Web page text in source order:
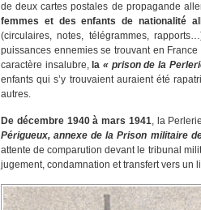
de deux cartes postales de propagande
femmes et des enfants de nationalité
(circulaires, notes, télégrammes,
puissances ennemies se trouvant en
caractère insalubre, la « prison de la
enfants qui s’y trouvaient auraient été
autres.
De décembre 1940 à mars 1941, la
Périgueux, annexe de la Prison militaire
attente de comparution devant le tribunal
jugement, condamnation et transfert vers un